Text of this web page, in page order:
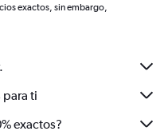
exactos, sin embargo,
ti
exactos?